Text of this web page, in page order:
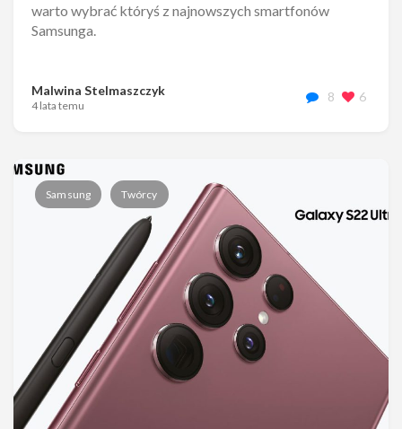
warto wybrać któryś z najnowszych smartfonów
Samsunga.
Malwina Stelmaszczyk
4 lata temu
8 6
Samsung Twórcy